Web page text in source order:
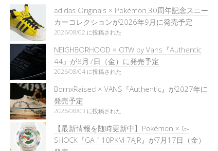
adidas Originals × Pokémon 30周年記念スニー
カーコレクションが2026年9月に発売予定
2026/08/02 に投稿された
NEIGHBORHOOD × OTW by Vans『Authentic
44』が8月7日（金）に発売予定
2026/08/04 に投稿された
BornxRaised × VANS『Authentic』が2027年に
発売予定
2026/08/03 に投稿された
【最新情報を随時更新中】Pokémon × G-
SHOCK『GA-110PKM-7AJR』が7月17日（金）